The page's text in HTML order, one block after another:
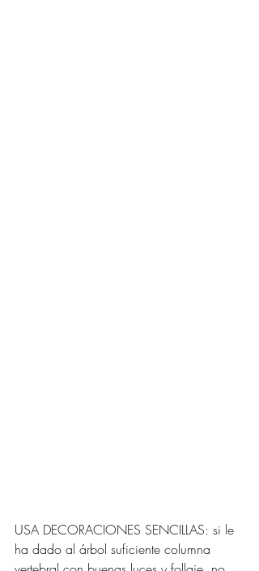
USA DECORACIONES SENCILLAS: si le
ha dado al árbol suficiente columna